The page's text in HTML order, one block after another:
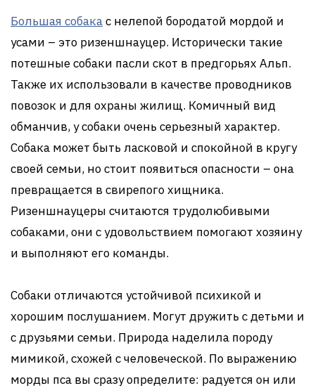
Большая собакас нелепой бородатой мордой и
усами – это ризеншнауцер. Исторически такие
потешные собаки пасли скот в предгорьях Альп.
Также их использовали в качестве проводников
повозок и для охраны жилищ. Комичный вид
обманчив, у собаки очень серьезный характер.
Собака может быть ласковой и спокойной в кругу
своей семьи, но стоит появиться опасности – она
превращается в свирепого хищника.
Ризеншнауцеры считаются трудолюбивыми
собаками, они с удовольствием помогают хозяину
и выполняют его команды.
Собаки отличаются устойчивой психикой и
хорошим послушанием. Могут дружить с детьми и
с друзьями семьи. Природа наделила породу
мимикой, схожей с человеческой. По выражению
морды пса вы сразу определите: радуется он или